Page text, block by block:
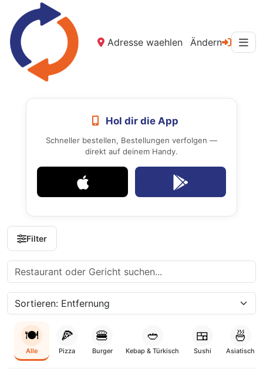
Adresse waehlen Ändern
Hol dir die App
Schneller bestellen, Bestellungen verfolgen —
direkt auf deinem Handy.
Filter
🍽️
Alle
🍕
Pizza
🍔
Burger
🥙
Kebap & Türkisch
🍱
Sushi
🍜
Asiatisch